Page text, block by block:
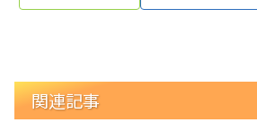
関連記事